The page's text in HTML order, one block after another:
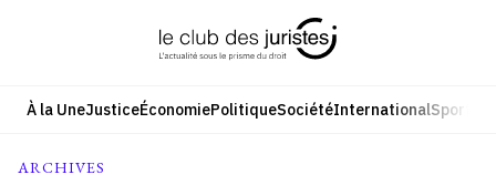
À la UneJusticeÉconomiePolitiqueSociétéInternationalSport
ARCHIVES